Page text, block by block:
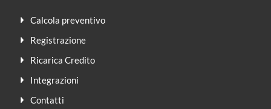
Calcola preventivo
Registrazione
Ricarica Credito
Integrazioni
Contatti